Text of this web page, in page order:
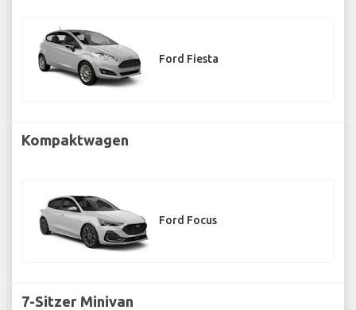
Ford Fiesta
Kompaktwagen
Ford Focus
7-Sitzer Minivan